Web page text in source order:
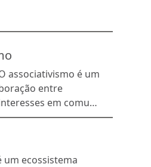
associativismo é um
entre
em comum.
associados
a gestão do
parcerias, estimular o
ecossistema